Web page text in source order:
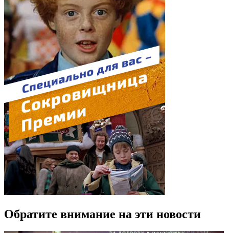
Обратите внимание на эти новости